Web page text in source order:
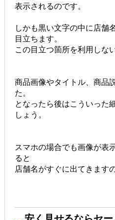
表示されるのです。
しかも黒い文字の中に店舗
目立ちます。
この目立つ箇所を利用しな
商品画像やタイトル、商品
た。
となったら後はこういった
しょう。
スマホの場合でも画像が表
ると
店舗名がすぐに出てきます